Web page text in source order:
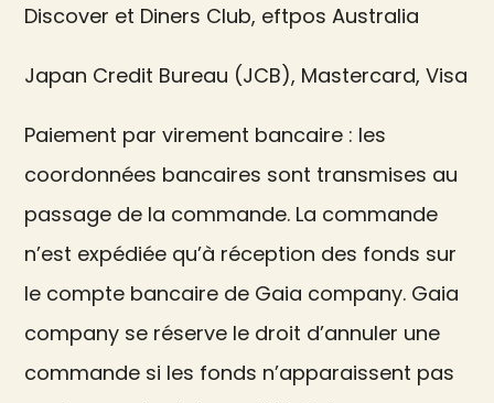
Discover et Diners Club, eftpos Australia
Japan Credit Bureau (JCB), Mastercard, Visa
Paiement par virement bancaire : les
coordonnées bancaires sont transmises au
passage de la commande. La commande
n’est expédiée qu’à réception des fonds sur
le compte bancaire de Gaia company. Gaia
company se réserve le droit d’annuler une
commande si les fonds n’apparaissent pas